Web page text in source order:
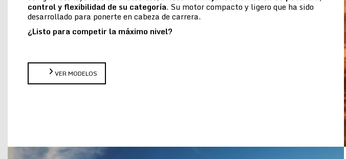
control y flexibilidad de su categoría. Su motor compacto y ligero que ha sido
desarrollado para ponerte en cabeza de carrera.
¿Listo para competir la máximo nivel?
VER MODELOS